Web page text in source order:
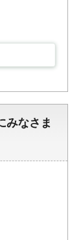
みなさま